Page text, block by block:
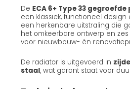
De ECA 6+ Type 33
een klassiek, functioneel
een herkenbare uitstraling die
het omkeerbare ontwerp en
voor nieuwbouw- én
De radiator is uitgevoerd in
staal, wat garant staat voor